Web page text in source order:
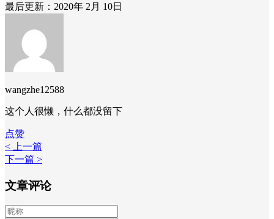
最后更新：2020年 2月 10日
wangzhe12588
这个人很懒，什么都没留下
点赞
< 上一篇
下一篇 >
文章评论